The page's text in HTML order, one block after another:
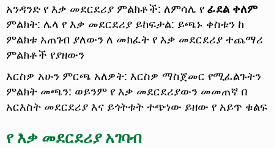
አንዳንድ የ እቃ መደርደሪያ ምልክቶች: ለምሳሌ የ ፊደል ቀለም
ምልክት: ሌላ የ እቃ መደርደሪያ ይከፍታል: ይጫኑ ቀስቱን ከ
ምልክቱ አጠገብ ያለውን ለ መክፈት የ እቃ መደርደሪያ ተጨማሪ
ምልክቶች የያዘውን
እርስዎ አሁን ምርጫ አለዎት: እርስዎ ማስጀመር የሚፈልጉትን
ምልክት መጫን: ወይንም የ እቃ መደርደሪያውን መመጠኛ በ
አርእስት መደርደሪያ እና ይጎትቱት ተጭነው ይዘው የ አይጥ ቁልፍ
የ እቃ መደርደሪያ አገባብ